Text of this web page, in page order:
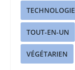
TECHNOLOGIE
TOUT-EN-UN
VÉGÉTARIEN